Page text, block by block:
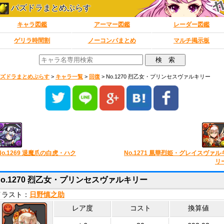
パズドラまとめぷらす
キャラ図鑑 アーマー図鑑 レーダー図鑑
ゲリラ時間割 ノーコンパまとめ マルチ掲示板
ドラまとめぷらす > キャラ一覧 > 回復 > No.1270 烈乙女・プリンセスヴァルキリー
退魔爪の白虎・ハク
No.1271 凰華烈姫・グレイスヴァル
リ
烈乙女・プリンセスヴァルキリー
スト： 日野慎之助
レア度 コスト 換算値